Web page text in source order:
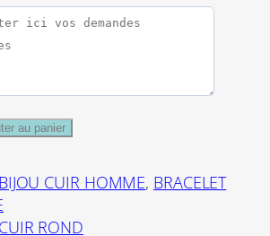
au panier
BIJOU CUIR HOMME, BRACELET
CUIR ROND